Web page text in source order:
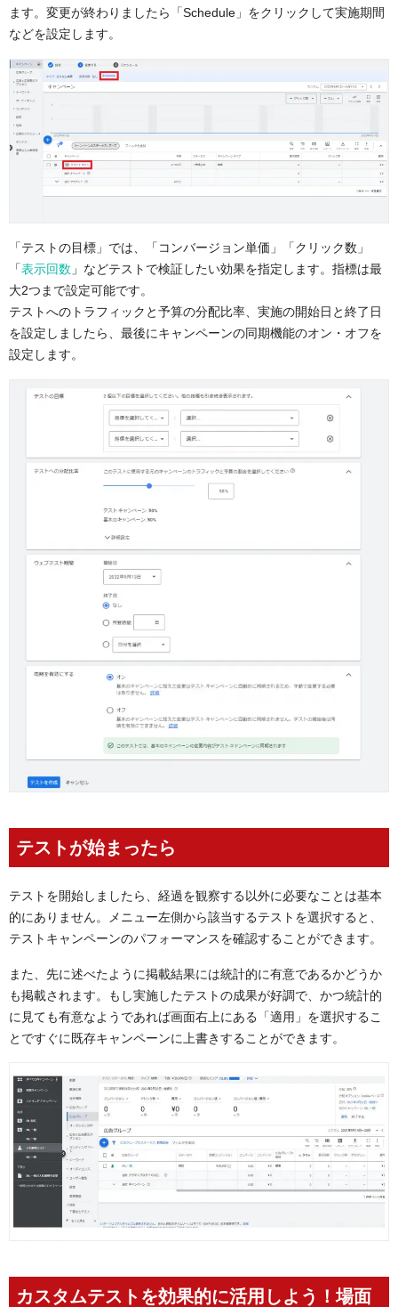
ます。変更が終わりましたら「Schedule」をクリックして実施期間
などを設定します。
「テストの目標」では、「コンバージョン単価」「クリック数」
「表示回数 」などテストで検証したい効果を指定します。指標は最
大2つまで設定可能です。
テストへのトラフィックと予算の分配比率、実施の開始日と終了日
を設定しましたら、最後にキャンペーンの同期機能のオン・オフを
設定します。
テストが始まったら
テストを開始しましたら、経過を観察する以外に必要なことは基本
的にありません。メニュー左側から該当するテストを選択すると、
テストキャンペーンのパフォーマンスを確認することができます。
また、先に述べたように掲載結果には統計的に有意であるかどうか
も掲載されます。もし実施したテストの成果が好調で、かつ統計的
に見ても有意なようであれば画面右上にある「適用」を選択するこ
とですぐに既存キャンペーンに上書きすることができます。
カスタムテストを効果的に活用しよう！場面